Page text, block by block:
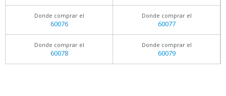
Donde comprar el
60076
Donde comprar el
60077
Donde comprar el
60078
Donde comprar el
60079